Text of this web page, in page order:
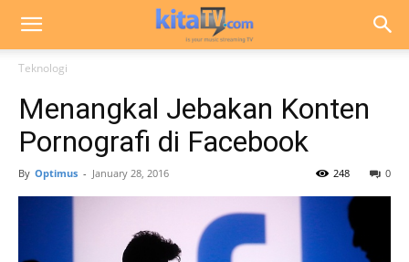
Teknologi
Menangkal Jebakan Konten
Pornografi di Facebook
By Optimus - January 28, 2016 0
248